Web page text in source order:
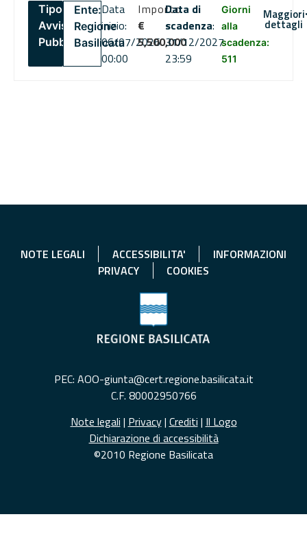
Tipo:
Avviso
Pubblico
Ente:
Regione
Basilicata
Data
inizio:
06/07/2026
00:00
Importo
€
5,500,000
Data di
scadenza:
31/12/2027
23:59
Giorni
alla
scadenza:
511
Maggiori
dettagli
NOTE LEGALI ACCESSIBILITA'
INFORMAZIONI
PRIVACY
COOKIES
PEC: AOO-giunta@cert.regione.basilicata.it
C.F. 80002950766
Note legali | Privacy| Crediti | Il Logo
Dichiarazione di accessibilità
©2010 Regione Basilicata